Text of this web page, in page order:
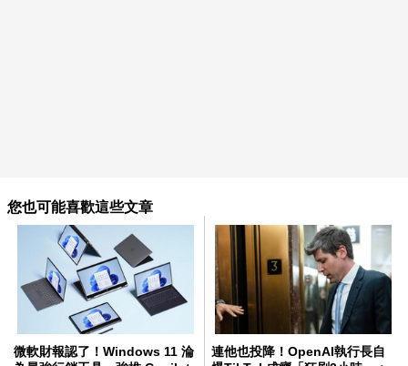
您也可能喜歡這些文章
微軟財報認了！Windows 11 淪
連他也投降！OpenAI執行長自